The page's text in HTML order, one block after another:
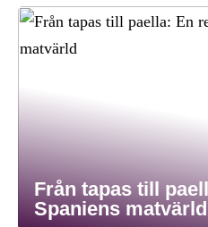
Från tapas till
Spaniens matvärld